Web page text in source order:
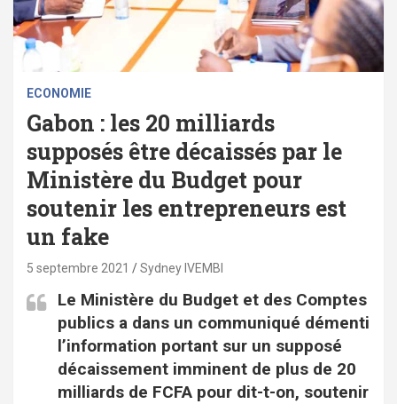
ECONOMIE
Gabon : les 20 milliards
supposés être décaissés par le
Ministère du Budget pour
soutenir les entrepreneurs est
un fake
5 septembre 2021 Sydney IVEMBI
Le Ministère du Budget et des Comptes
publics a dans un communiqué démenti
l’information portant sur un supposé
décaissement imminent de plus de 20
milliards de FCFA pour dit-t-on, soutenir